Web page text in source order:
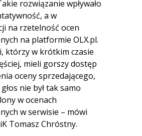
rozwiązanie wpływało
a w
na rzetelność ocen
na platformie OLX.pl.
którzy w krótkim czasie
mieli gorszy dostęp
oceny sprzedającego,
nie był tak samo
w ocenach
w serwisie – mówi
Tomasz Chróstny.